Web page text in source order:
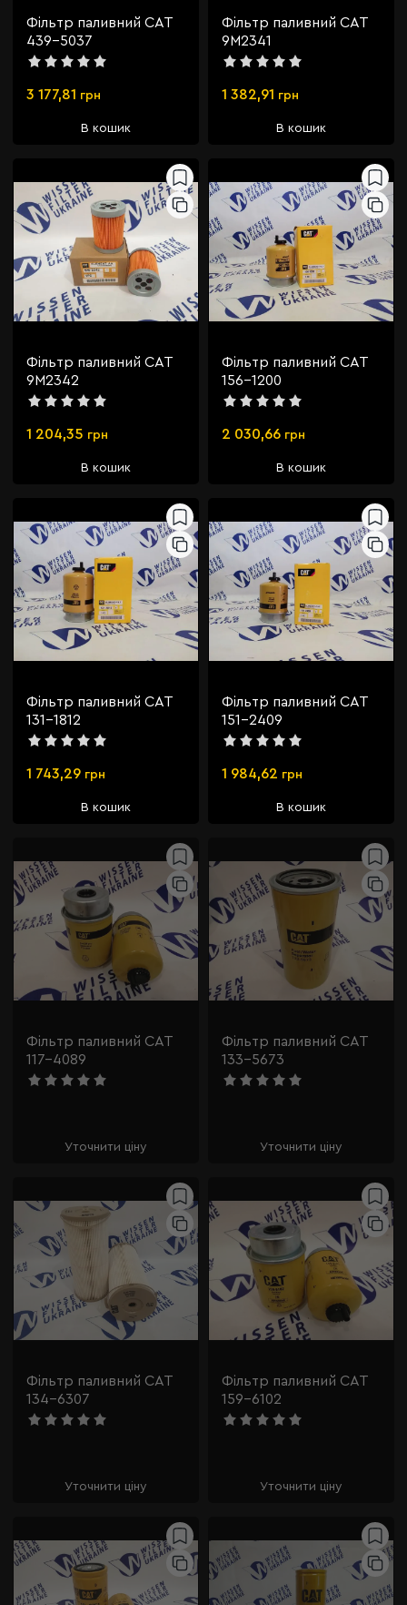
Фільтр паливний CAT
439-5037
3 177,81 грн
В кошик
Фільтр паливний CAT
9M2341
1 382,91 грн
В кошик
Фільтр паливний CAT
9M2342
1 204,35 грн
В кошик
Фільтр паливний CAT
156-1200
2 030,66 грн
В кошик
Фільтр паливний CAT
131-1812
1 743,29 грн
В кошик
Фільтр паливний CAT
151-2409
1 984,62 грн
В кошик
Фільтр паливний CAT
117-4089
Уточнити ціну
Фільтр паливний CAT
133-5673
Уточнити ціну
Фільтр паливний CAT
134-6307
Уточнити ціну
Фільтр паливний CAT
159-6102
Уточнити ціну